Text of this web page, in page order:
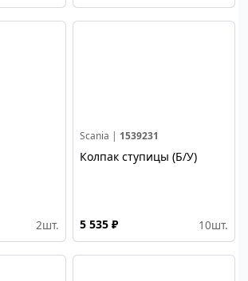
2шт.
Scania | 1539231
Колпак ступицы (Б/У)
5 535 ₽ 10шт.